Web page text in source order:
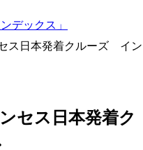
デックス」
ス日本発着クルーズ イン
セス日本発着ク